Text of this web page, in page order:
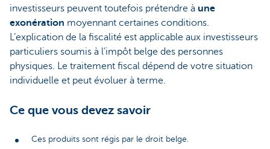
investisseurs peuvent toutefois prétendre à une
exonération moyennant certaines conditions.
L’explication de la fiscalité est applicable aux investisseurs
particuliers soumis à l’impôt belge des personnes
physiques. Le traitement fiscal dépend de votre situation
individuelle et peut évoluer à terme.
Ce que vous devez savoir
Ces produits sont régis par le droit belge.